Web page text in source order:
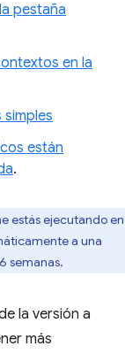
pestaña
en la
están
.
estás ejecutando en
a una
semanas.
la versión a
más